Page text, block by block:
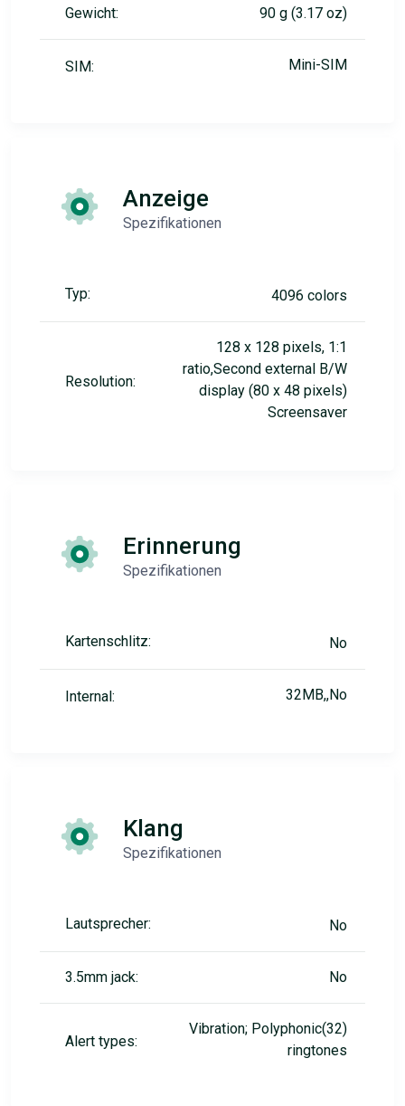
Gewicht: 90 g (3.17 oz)
SIM: Mini-SIM
Anzeige
Spezifikationen
Typ: 4096 colors
Resolution:
128 x 128 pixels, 1:1
ratio,Second external B/W
display (80 x 48 pixels)
Screensaver
Erinnerung
Spezifikationen
Kartenschlitz: No
Internal: 32MB,,No
Klang
Spezifikationen
Lautsprecher: No
3.5mm jack: No
Alert types:
Vibration; Polyphonic(32)
ringtones